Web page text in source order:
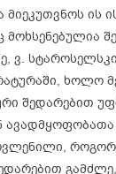
მიეკუთვნოს ის
ვ.
ხოლო
შედარებით